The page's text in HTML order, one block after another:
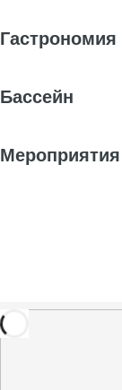
Гастрономия
Бассейн